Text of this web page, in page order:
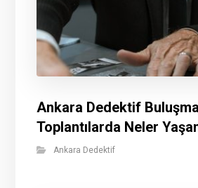
Ankara Dedektif
Toplantılarda Neler
Ankara Dedektif